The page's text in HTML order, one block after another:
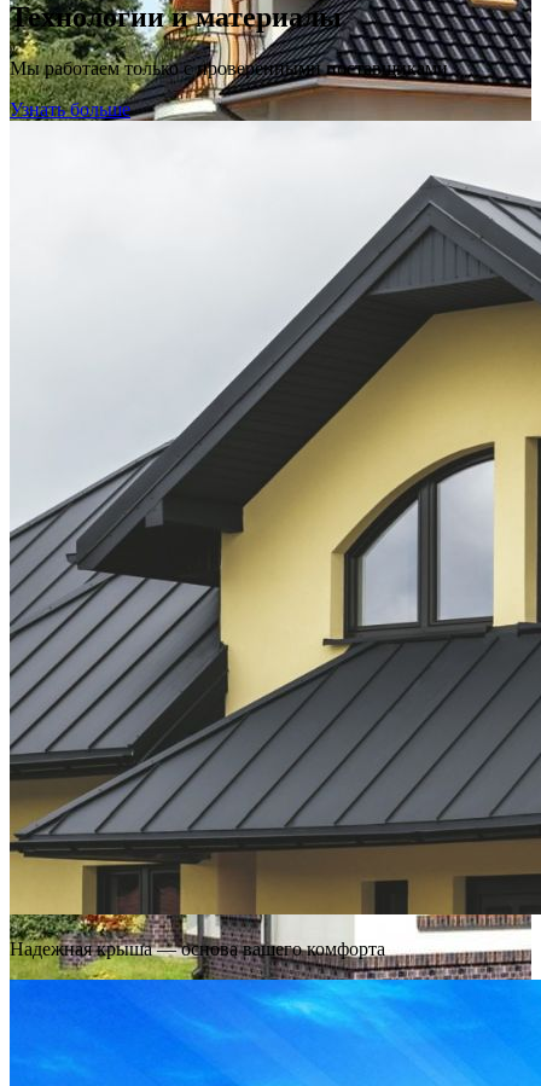
Технологии и материалы
Мы работаем только с проверенными поставщиками
Узнать больше
Надежная крыша — основа вашего комфорта